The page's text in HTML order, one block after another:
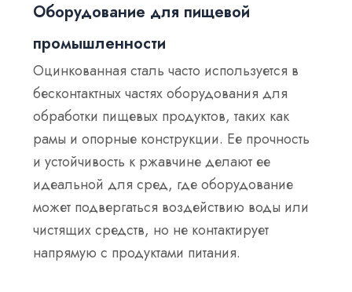
Оборудование для пищевой
промышленности
Оцинкованная сталь часто используется в
бесконтактных частях оборудования для
обработки пищевых продуктов, таких как
рамы и опорные конструкции. Ее прочность
и устойчивость к ржавчине делают ее
идеальной для сред, где оборудование
может подвергаться воздействию воды или
чистящих средств, но не контактирует
напрямую с продуктами питания.